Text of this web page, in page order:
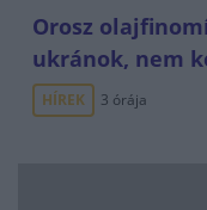
Orosz
ukránok, nem
HÍREK 3 órája